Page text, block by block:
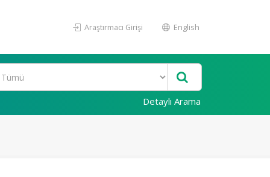
Araştırmacı Girişi English
Detaylı Arama